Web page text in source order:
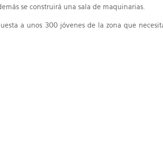
se construirá una sala de maquinarias.
a unos 300 jóvenes de la zona que